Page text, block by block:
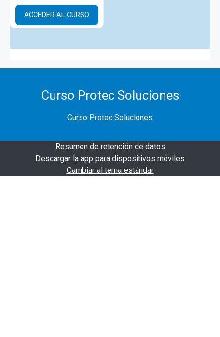
ACCEDER AL CURSO
Curso Protec Soluciones
Curso Protec Soluciones
Resumen de retención de datos
Descargar la app para dispositivos móviles
Cambiar al tema estándar